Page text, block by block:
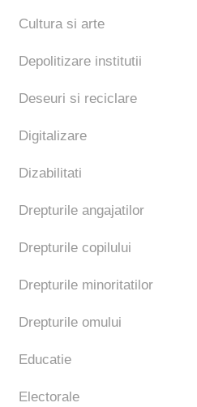
Cultura si arte
Depolitizare institutii
Deseuri si reciclare
Digitalizare
Dizabilitati
Drepturile angajatilor
Drepturile copilului
Drepturile minoritatilor
Drepturile omului
Educatie
Electorale